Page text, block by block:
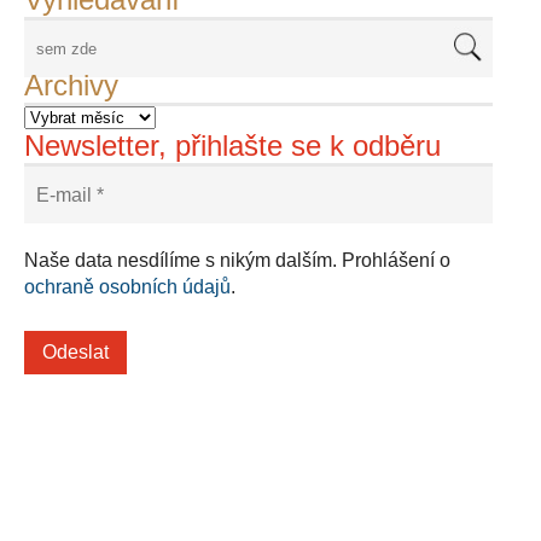
Archivy
Newsletter, přihlašte se k odběru
Naše data nesdílíme s nikým dalším. Prohlášení o
ochraně osobních údajů.